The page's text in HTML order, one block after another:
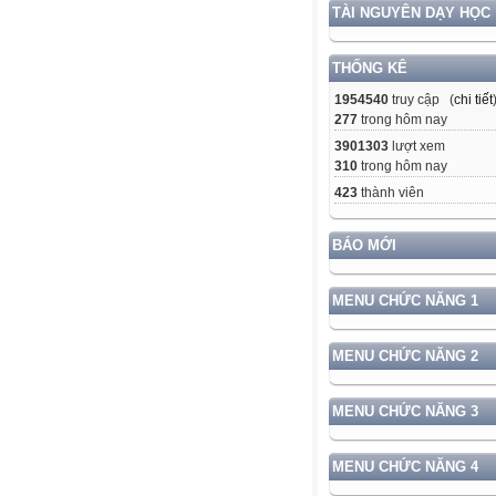
TÀI NGUYÊN DẠY HỌC
THỐNG KÊ
1954540 truy cập (chi tiết)
277 trong hôm nay
3901303 lượt xem
310 trong hôm nay
423 thành viên
BÁO MỚI
MENU CHỨC NĂNG 1
MENU CHỨC NĂNG 2
MENU CHỨC NĂNG 3
MENU CHỨC NĂNG 4